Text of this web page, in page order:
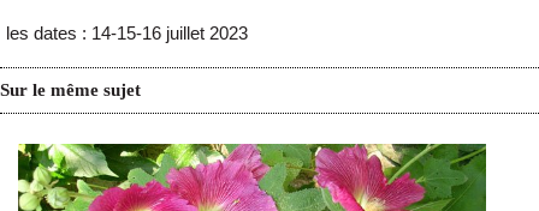
les dates : 14-15-16 juillet 2023
Sur le même sujet